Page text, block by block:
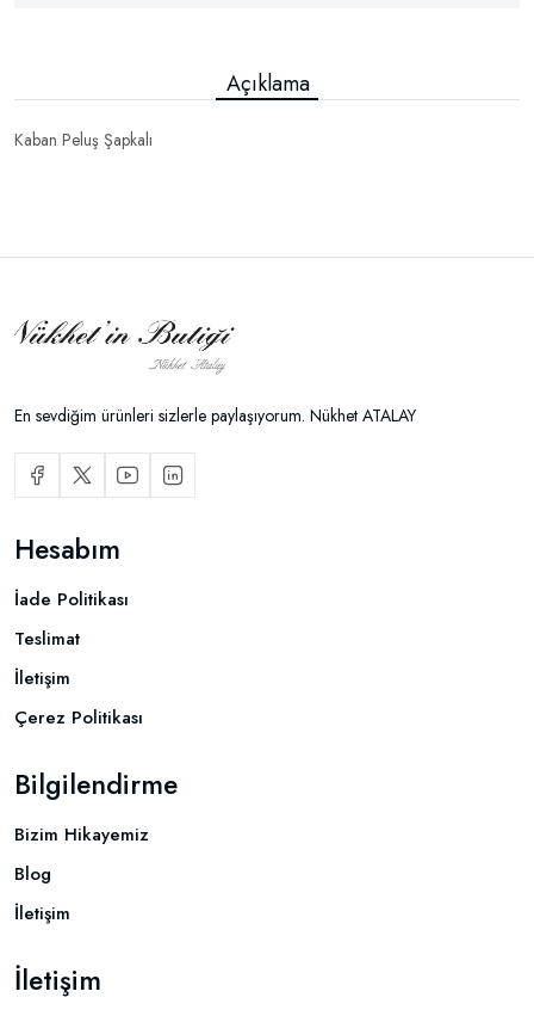
Açıklama
Kaban Peluş Şapkalı
En sevdiğim ürünleri sizlerle paylaşıyorum. Nükhet ATALAY
Hesabım
İade Politikası
Teslimat
İletişim
Çerez Politikası
Bilgilendirme
Bizim Hikayemiz
Blog
İletişim
İletişim